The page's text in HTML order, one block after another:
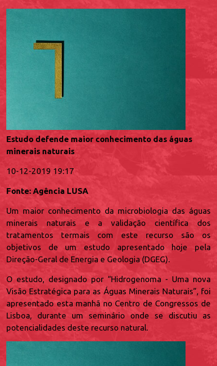
Estudo defende maior conhecimento das águas
minerais naturais
10-12-2019 19:17
Fonte: Agência LUSA
Um maior conhecimento da microbiologia das águas
minerais naturais e a validação científica dos
tratamentos termais com este recurso são os
objetivos de um estudo apresentado hoje pela
Direção-Geral de Energia e Geologia (DGEG).
O estudo, designado por “Hidrogenoma - Uma nova
Visão Estratégica para as Águas Minerais Naturais”, foi
apresentado esta manhã no Centro de Congressos de
Lisboa, durante um seminário onde se discutiu as
potencialidades deste recurso natural.